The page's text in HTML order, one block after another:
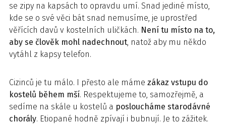
se zipy na kapsách to opravdu umí. Snad jediné místo,
kde se o své věci bát snad nemusíme, je uprostřed
věřících davů v kostelních uličkách. Není tu místo na to,
aby se člověk mohl nadechnout, natož aby mu někdo
vytáhl z kapsy telefon.
Cizinců je tu málo. I přesto ale máme zákaz vstupu do
kostelů během mší. Respektujeme to, samozřejmě, a
sedíme na skále u kostelů a posloucháme starodávné
chorály. Etiopané hodně zpívají i bubnují. Je to zážitek.